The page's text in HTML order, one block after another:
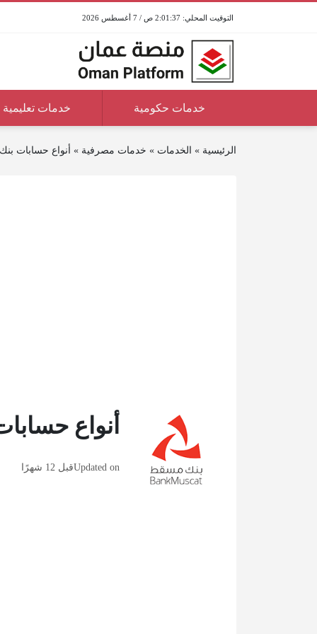
2:01:37 ص / 7 أغسطس 2026
خدمات حكومية خدمات تعليمية
الرئيسية » الخدمات » خدمات مصرفية » أنواع حسابات
أنواع
Updated onقبل 12 شهرًا